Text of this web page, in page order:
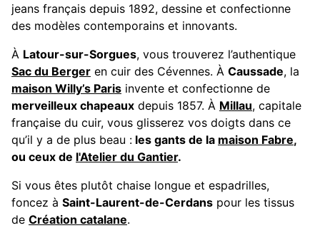
jeans français depuis 1892, dessine et confectionne
des modèles contemporains et innovants.
À Latour-sur-Sorgues, vous trouverez l’authentique
Sac du Berger en cuir des Cévennes. À Caussade, la
maison Willy’s Paris invente et confectionne de
merveilleux chapeaux depuis 1857. À Millau, capitale
française du cuir, vous glisserez vos doigts dans ce
qu’il y a de plus beau : les gants de la maison Fabre,
ou ceux de l'Atelier du Gantier.
Si vous êtes plutôt chaise longue et espadrilles,
foncez à Saint-Laurent-de-Cerdans pour les tissus
de Création catalane.